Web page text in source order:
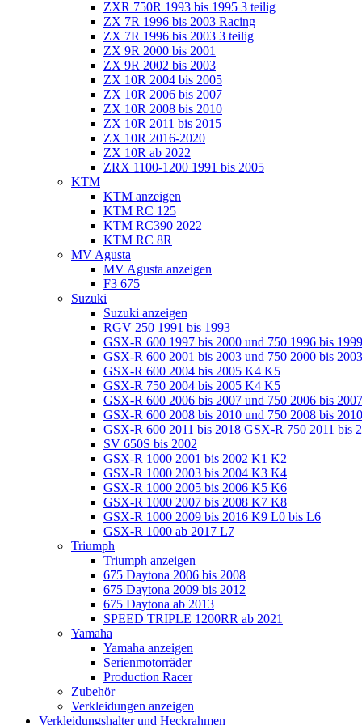
ZXR 750R 1993 bis 1995 3 teilig
ZX 7R 1996 bis 2003 Racing
ZX 7R 1996 bis 2003 3 teilig
ZX 9R 2000 bis 2001
ZX 9R 2002 bis 2003
ZX 10R 2004 bis 2005
ZX 10R 2006 bis 2007
ZX 10R 2008 bis 2010
ZX 10R 2011 bis 2015
ZX 10R 2016-2020
ZX 10R ab 2022
ZRX 1100-1200 1991 bis 2005
KTM
KTM anzeigen
KTM RC 125
KTM RC390 2022
KTM RC 8R
MV Agusta
MV Agusta anzeigen
F3 675
Suzuki
Suzuki anzeigen
RGV 250 1991 bis 1993
GSX-R 600 1997 bis 2000 und 750 1996 bis 1999
GSX-R 600 2001 bis 2003 und 750 2000 bis
GSX-R 600 2004 bis 2005 K4 K5
GSX-R 750 2004 bis 2005 K4 K5
GSX-R 600 2006 bis 2007 und 750 2006 bis
GSX-R 600 2008 bis 2010 und 750 2008 bis
GSX-R 600 2011 bis 2018 GSX-R 750 2011 bis
SV 650S bis 2002
GSX-R 1000 2001 bis 2002 K1 K2
GSX-R 1000 2003 bis 2004 K3 K4
GSX-R 1000 2005 bis 2006 K5 K6
GSX-R 1000 2007 bis 2008 K7 K8
GSX-R 1000 2009 bis 2016 K9 L0 bis L6
GSX-R 1000 ab 2017 L7
Triumph
Triumph anzeigen
675 Daytona 2006 bis 2008
675 Daytona 2009 bis 2012
675 Daytona ab 2013
SPEED TRIPLE 1200RR ab 2021
Yamaha
Yamaha anzeigen
Serienmotorräder
Production Racer
Zubehör
Verkleidungen anzeigen
Verkleidungshalter und Heckrahmen